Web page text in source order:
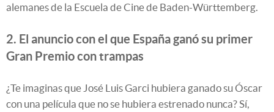
alemanes de la Escuela de Cine de Baden-Württemberg.
2. El anuncio con el que España ganó su primer
Gran Premio con trampas
¿Te imaginas que José Luis Garci hubiera ganado su Óscar
con una película que no se hubiera estrenado nunca? Sí,